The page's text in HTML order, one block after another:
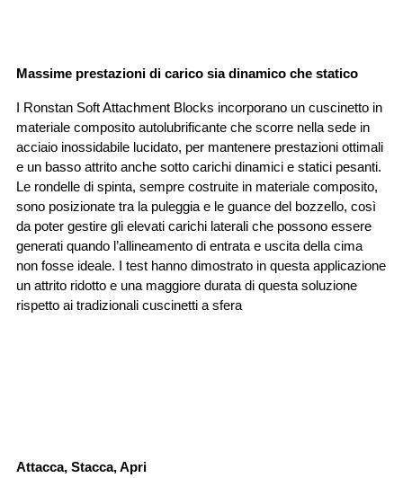
Massime prestazioni di carico sia dinamico che statico
I Ronstan Soft Attachment Blocks incorporano un cuscinetto in
materiale composito autolubrificante che scorre nella sede in
acciaio inossidabile lucidato, per mantenere prestazioni ottimali
e un basso attrito anche sotto carichi dinamici e statici pesanti.
Le rondelle di spinta, sempre costruite in materiale composito,
sono posizionate tra la puleggia e le guance del bozzello, così
da poter gestire gli elevati carichi laterali che possono essere
generati quando l’allineamento di entrata e uscita della cima
non fosse ideale. I test hanno dimostrato in questa applicazione
un attrito ridotto e una maggiore durata di questa soluzione
rispetto ai tradizionali cuscinetti a sfera
Attacca, Stacca, Apri